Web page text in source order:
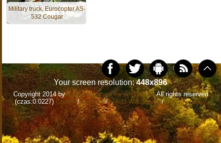
Military truck, Eurocopter AS-
532 Cougar
Your screen resolution:448x896
Copyright 2014 bywww.wallpapers-for-desktop.euAll rights reserved
(czas:0.0227) Cookie/Contact/+ Add Wallpapers/Privacy policy